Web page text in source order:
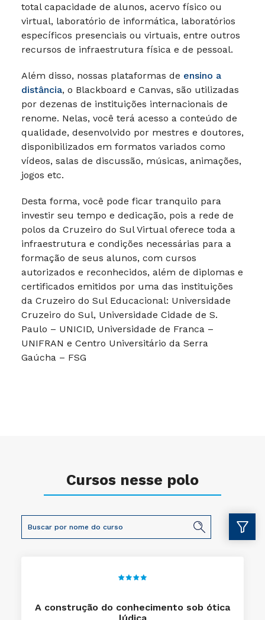
total capacidade de alunos, acervo físico ou
virtual, laboratório de informática, laboratórios
específicos presenciais ou virtuais, entre outros
recursos de infraestrutura física e de pessoal.
Além disso, nossas plataformas de ensino a
distância, o Blackboard e Canvas, são utilizadas
por dezenas de instituições internacionais de
renome. Nelas, você terá acesso a conteúdo de
qualidade, desenvolvido por mestres e doutores,
disponibilizados em formatos variados como
vídeos, salas de discussão, músicas, animações,
jogos etc.
Desta forma, você pode ficar tranquilo para
investir seu tempo e dedicação, pois a rede de
polos da Cruzeiro do Sul Virtual oferece toda a
infraestrutura e condições necessárias para a
formação de seus alunos, com cursos
autorizados e reconhecidos, além de diplomas e
certificados emitidos por uma das instituições
da Cruzeiro do Sul Educacional: Universidade
Cruzeiro do Sul, Universidade Cidade de S.
Paulo – UNICID, Universidade de Franca –
UNIFRAN e Centro Universitário da Serra
Gaúcha – FSG
Cursos nesse polo
A construção do conhecimento sob ótica